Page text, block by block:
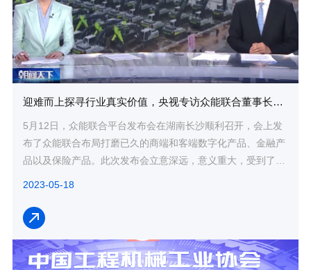
迎难而上探寻行业真实价值，央视专访众能联合董事长兼总裁杨天利
5月12日，众能联合平台发布会在湖南长沙顺利召开，会上发
布了众能联合布局打磨已久的商端和客端数字化产品、金融产
品以及保险产品。此次发布会立意深远，意义重大，受到了业
2023-05-18